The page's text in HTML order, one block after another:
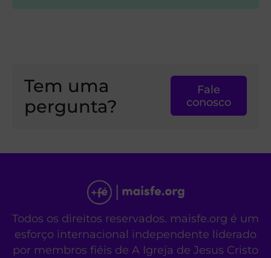
Tem uma
pergunta?
Fale
conosco
Todos os direitos reservados. maisfe.org é um
esforço internacional independente liderado
por membros fiéis de A Igreja de Jesus Cristo